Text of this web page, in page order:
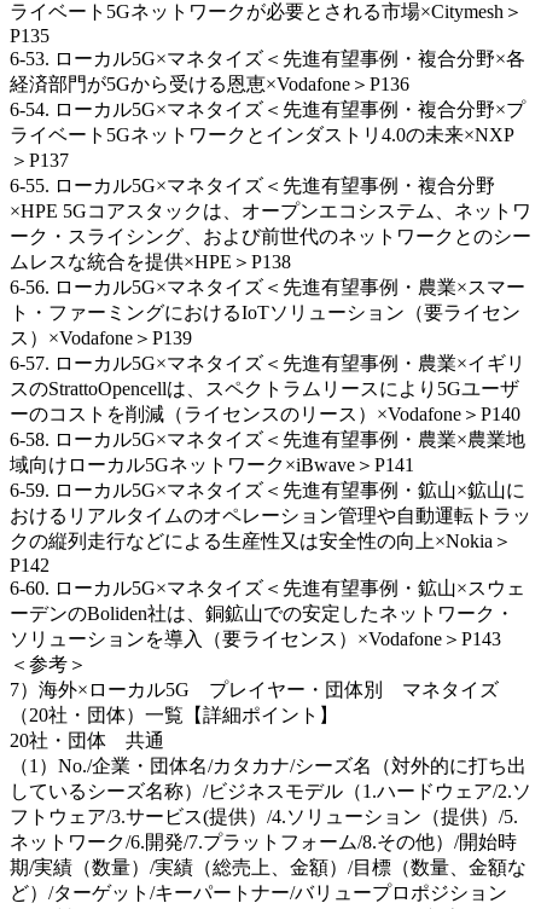
ライベート5Gネットワークが必要とされる市場×Citymesh＞
P135
6-53. ローカル5G×マネタイズ＜先進有望事例・複合分野×各
経済部門が5Gから受ける恩恵×Vodafone＞P136
6-54. ローカル5G×マネタイズ＜先進有望事例・複合分野×プ
ライベート5Gネットワークとインダストリ4.0の未来×NXP
＞P137
6-55. ローカル5G×マネタイズ＜先進有望事例・複合分野
×HPE 5Gコアスタックは、オープンエコシステム、ネットワ
ーク・スライシング、および前世代のネットワークとのシー
ムレスな統合を提供×HPE＞P138
6-56. ローカル5G×マネタイズ＜先進有望事例・農業×スマー
ト・ファーミングにおけるIoTソリューション（要ライセン
ス）×Vodafone＞P139
6-57. ローカル5G×マネタイズ＜先進有望事例・農業×イギリ
スのStrattoOpencellは、スペクトラムリースにより5Gユーザ
ーのコストを削減（ライセンスのリース）×Vodafone＞P140
6-58. ローカル5G×マネタイズ＜先進有望事例・農業×農業地
域向けローカル5Gネットワーク×iBwave＞P141
6-59. ローカル5G×マネタイズ＜先進有望事例・鉱山×鉱山に
おけるリアルタイムのオペレーション管理や自動運転トラッ
クの縦列走行などによる生産性又は安全性の向上×Nokia＞
P142
6-60. ローカル5G×マネタイズ＜先進有望事例・鉱山×スウェ
ーデンのBoliden社は、銅鉱山での安定したネットワーク・
ソリューションを導入（要ライセンス）×Vodafone＞P143
＜参考＞
7）海外×ローカル5G プレイヤー・団体別 マネタイズ
（20社・団体）一覧【詳細ポイント】
20社・団体 共通
（1）No./企業・団体名/カタカナ/シーズ名（対外的に打ち出
しているシーズ名称）/ビジネスモデル（1.ハードウェア/2.ソ
フトウェア/3.サービス(提供）/4.ソリューション（提供）/5.
ネットワーク/6.開発/7.プラットフォーム/8.その他）/開始時
期/実績（数量）/実績（総売上、金額）/目標（数量、金額な
ど）/ターゲット/キーパートナー/バリュープロポジション